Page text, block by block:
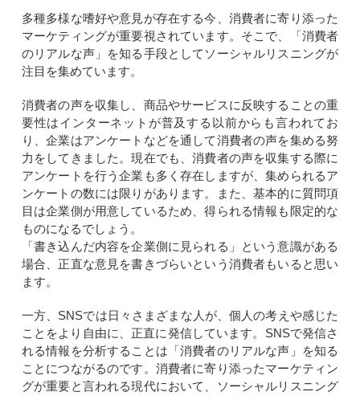
多種多様な嗜好や意見が存在する今、消費者に寄り添った
マーケティングが重要視されています。そこで、「消費者
のリアルな声」を知る手段としてソーシャルリスニングが
注目を集めています。
消費者の声を収集し、商品やサービスに反映することの重
要性はインターネットが普及する以前からも言われてお
り、企業はアンケートなどを通して消費者の声を集める努
力をしてきました。現在でも、消費者の声を収集する際に
アンケートを行う企業も多く存在しますが、集められるア
ンケートの数には限りがあります。また、基本的に質問項
目は企業側が用意しているため、得られる情報も限定的な
ものになるでしょう。
「書き込んだ内容を企業側に見られる」という意識がある
場合、正直な意見を書きづらいという消費者もいると思い
ます。
一方、SNSでは日々さまざまな人が、個人の考えや感じた
ことをより自由に、正直に発信しています。SNSで発信さ
れる情報を分析することは「消費者のリアルな声」を知る
ことにつながるのです。消費者に寄り添ったマーケティン
グが重要と言われる現代において、ソーシャルリスニング